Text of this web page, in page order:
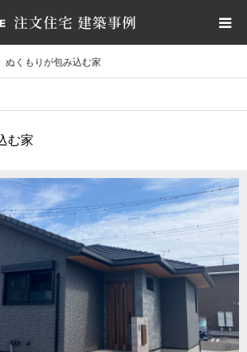
ぬくもりが包み込む家
む家
築事例集TOP
を見る
探す
取り寄せる